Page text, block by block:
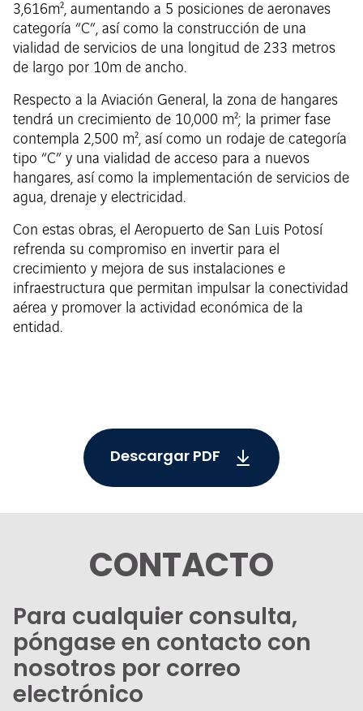
3,616m², aumentando a 5 posiciones de aeronaves
categoría “C”, así como la construcción de una
vialidad de servicios de una longitud de 233 metros
de largo por 10m de ancho.
Respecto a la Aviación General, la zona de hangares
tendrá un crecimiento de 10,000 m²; la primer fase
contempla 2,500 m², así como un rodaje de categoría
tipo “C” y una vialidad de acceso para a nuevos
hangares, así como la implementación de servicios de
agua, drenaje y electricidad.
Con estas obras, el Aeropuerto de San Luis Potosí
refrenda su compromiso en invertir para el
crecimiento y mejora de sus instalaciones e
infraestructura que permitan impulsar la conectividad
aérea y promover la actividad económica de la
entidad.
Descargar PDF
CONTACTO
Para cualquier consulta,
póngase en contacto con
nosotros por correo
electrónico